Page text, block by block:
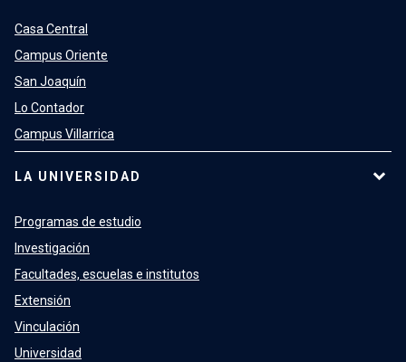
Casa Central
Campus Oriente
San Joaquín
Lo Contador
Campus Villarrica
LA UNIVERSIDAD
Programas de estudio
Investigación
Facultades, escuelas e institutos
Extensión
Vinculación
Universidad